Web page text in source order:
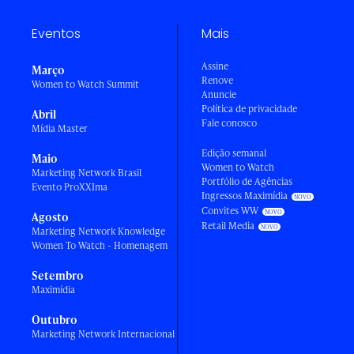
Eventos
Março
Women to Watch Summit
Abril
Mídia Master
Maio
Marketing Network Brasil
Evento ProXXIma
Agosto
Marketing Network Knowledge
Women To Watch - Homenagem
Setembro
Maximídia
Outubro
Marketing Network Internacional
Mais
Assine
Renove
Anuncie
Política de privacidade
Fale conosco
Edição semanal
Women to Watch
Portfólio de Agências
Ingressos Maximídia
Convites WW
Retail Media